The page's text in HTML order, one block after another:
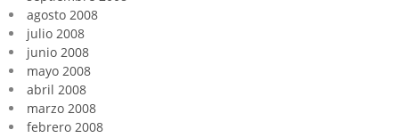
agosto 2008
julio 2008
junio 2008
mayo 2008
abril 2008
marzo 2008
febrero 2008